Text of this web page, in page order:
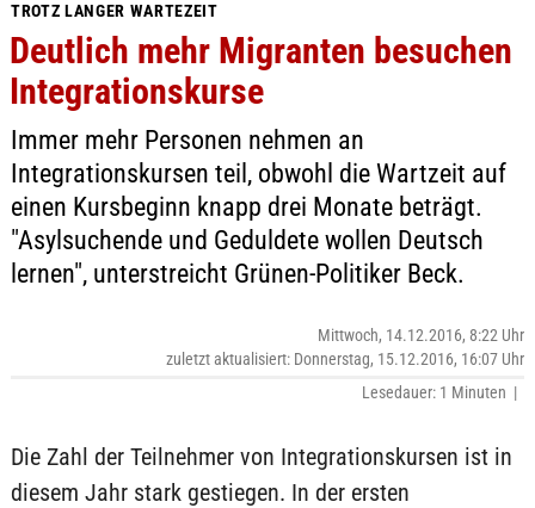
TROTZ LANGER WARTEZEIT
Deutlich mehr Migranten besuchen
Integrationskurse
Immer mehr Personen nehmen an
Integrationskursen teil, obwohl die Wartzeit auf
einen Kursbeginn knapp drei Monate beträgt.
"Asylsuchende und Geduldete wollen Deutsch
lernen", unterstreicht Grünen-Politiker Beck.
Mittwoch, 14.12.2016, 8:22 Uhr
zuletzt aktualisiert: Donnerstag, 15.12.2016, 16:07 Uhr
Lesedauer: 1 Minuten |
Die Zahl der Teilnehmer von Integrationskursen ist in
diesem Jahr stark gestiegen. In der ersten